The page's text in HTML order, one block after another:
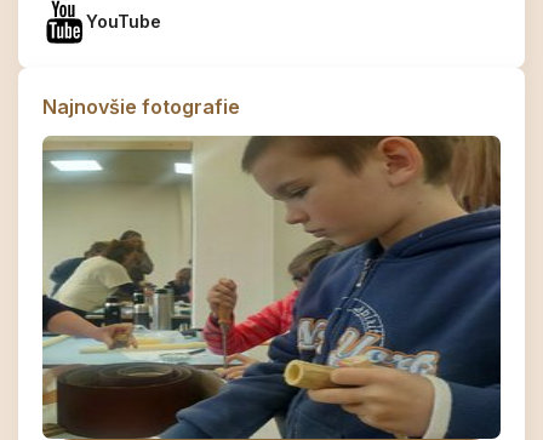
YouTube
Najnovšie fotografie